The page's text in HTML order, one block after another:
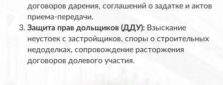
договоров дарения, соглашений о задатке и актов
приема-передачи.
Защита прав дольщиков (ДДУ): Взыскание
неустоек с застройщиков, споры о строительных
недоделках, сопровождение расторжения
договоров долевого участия.